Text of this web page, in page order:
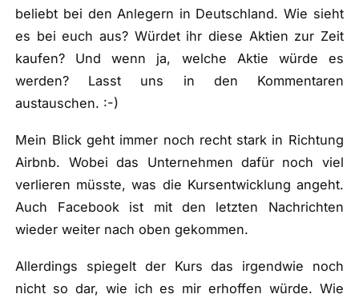
Über mich
beliebt bei den Anlegern in Deutschland. Wie sieht
es bei euch aus? Würdet ihr diese Aktien zur Zeit
kaufen? Und wenn ja, welche Aktie würde es
werden? Lasst uns in den Kommentaren
austauschen. :-)
Mein Blick geht immer noch recht stark in Richtung
Airbnb. Wobei das Unternehmen dafür noch viel
verlieren müsste, was die Kursentwicklung angeht.
Auch Facebook ist mit den letzten Nachrichten
wieder weiter nach oben gekommen.
Allerdings spiegelt der Kurs das irgendwie noch
nicht so dar, wie ich es mir erhoffen würde. Wie